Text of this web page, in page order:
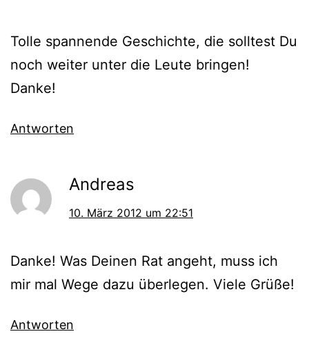
Tolle spannende Geschichte, die solltest Du
noch weiter unter die Leute bringen!
Danke!
Antworten
Andreas
10. März 2012 um 22:51
Danke! Was Deinen Rat angeht, muss ich
mir mal Wege dazu überlegen. Viele Grüße!
Antworten